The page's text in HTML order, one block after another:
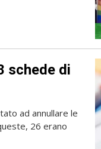
schede di
ad annullare le
26 erano